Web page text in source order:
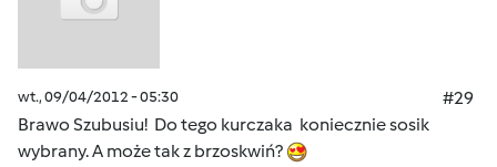
wt., 09/04/2012 - 05:30
#29
Brawo Szubusiu! Do tego kurczaka koniecznie sosik
wybrany. A może tak z brzoskwiń?